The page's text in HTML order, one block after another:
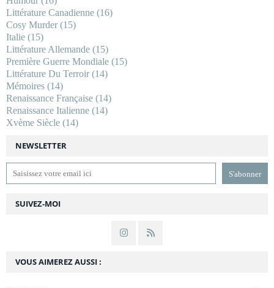
NEWSLETTER
SUIVEZ-MOI
VOUS AIMEREZ AUSSI :
Littérature Canadienne (16)
Cosy Murder(15)
Italie (15)
Littérature Allemande (15)
Première Guerre Mondiale (15)
Littérature Du Terroir(14)
Mémoires (14)
Renaissance Française (14)
Renaissance Italienne (14)
Xvème Siècle (14)